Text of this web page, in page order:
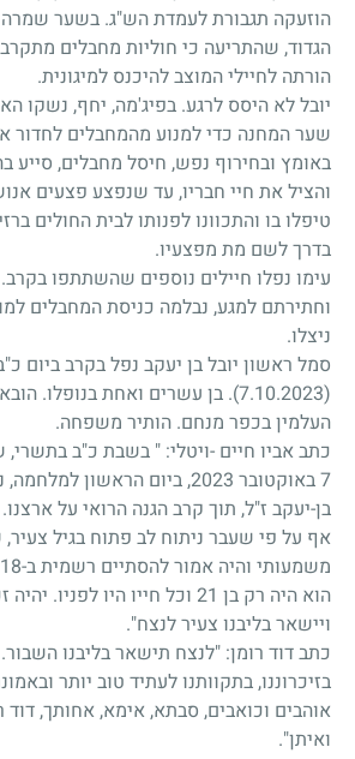
הוזעקה תגבורת לעמדת הש"ג. בשער
הגדוד, שהתריעה כי חוליות מחבלים
הורתה לחיילי המוצב להיכנס למיגונית.
יובל לא היסס לרגע. בפיג'מה, יחף, נשקו
שער המחנה כדי למנוע מהמחבלים לחדור
באומץ ובחירוף נפש, חיסל מחבלים, סייע
והציל את חיי חבריו, עד שנפצע פצעים
טיפלו בו והתכוונו לפנותו לבית החולים
בדרך לשם מת מפצעיו.
עימו נפלו חיילים נוספים שהשתתפו
וחתירתם למגע, נבלמה כניסת המחבלים
ניצלו.
סמל ראשון יובל בן יעקב נפל בקרב ביום
(7.10.2023)
. בן עשרים ואחת בנופלו.
העלמין בכפר מנחם. הותיר משפחה.
כתב אביו חיים -ויטלי: " בשבת כ"ב
7 באוקטובר 2023, ביום הראשון
בן-יעקב ז"ל, תוך קרב הגנה הרואי על
אף על פי שעבר ניתוח לב פתוח בגיל צעיר,
הוא היה רק בן 21 וכל חייו היו
ויישאר בליבנו צעיר לנצח".
כתב דוד רומן: "לנצח תישאר בליבנו
בזיכרוננו, בתקוותנו לעתיד טוב יותר
אוהבים וכואבים, סבתא, אימא, אחותך, דוד
ואיתן".